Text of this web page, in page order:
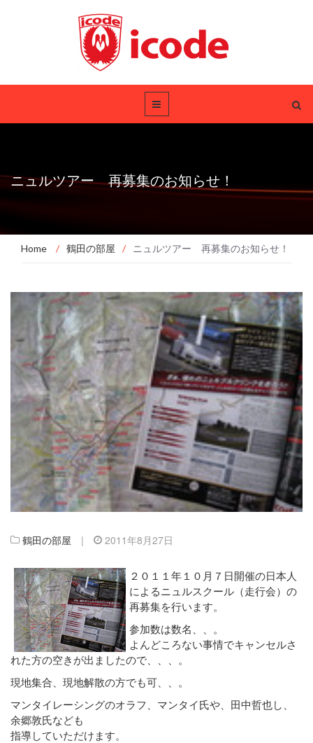
ニュルツアー 再募集のお知らせ！
Home / 鶴田の部屋 / ニュルツアー 再募集のお知らせ！
鶴田の部屋 | 2011年8月27日
２０１１年１０月７日開催の日本人
によるニュルスクール（走行会）の
再募集を行います。
参加数は数名、、。
よんどころない事情でキャンセルさ
れた方の空きが出ましたので、、、。
現地集合、現地解散の方でも可、、。
マンタイレーシングのオラフ、マンタイ氏や、田中哲也し、
余郷敦氏なども
指導していただけます。